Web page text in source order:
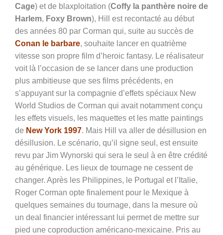
Cage) et de blaxploitation (Coffy la panthère noire de
Harlem, Foxy Brown), Hill est recontacté au début
des années 80 par Corman qui, suite au succès de
Conan le barbare, souhaite lancer en quatrième
vitesse son propre film d’heroic fantasy. Le réalisateur
voit là l’occasion de se lancer dans une production
plus ambitieuse que ses films précédents, en
s’appuyant sur la compagnie d’effets spéciaux New
World Studios de Corman qui avait notamment conçu
les effets visuels, les maquettes et les matte paintings
de New York 1997. Mais Hill va aller de désillusion en
désillusion. Le scénario, qu’il signe seul, est ensuite
revu par Jim Wynorski qui sera le seul à en être crédité
au générique. Les lieux de tournage ne cessent de
changer. Après les Philippines, le Portugal et l’Italie,
Roger Corman opte finalement pour le Mexique à
quelques semaines du tournage, dans la mesure où
un deal financier intéressant lui permet de mettre sur
pied une coproduction américano-mexicaine. Pris au